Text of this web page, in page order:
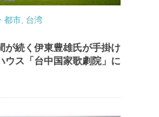
都市 台湾
が続く伊東豊雄氏が手掛け
ウス「台中国家歌劇院」に